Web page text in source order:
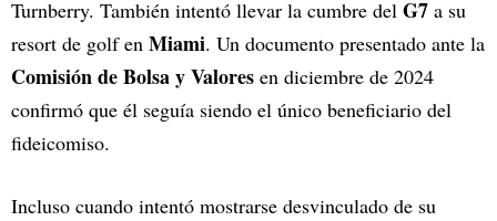
Turnberry. También intentó llevar la cumbre del G7 a su
resort de golf en Miami. Un documento presentado ante la
Comisión de Bolsa y Valores en diciembre de 2024
confirmó que él seguía siendo el único beneficiario del
fideicomiso.
Incluso cuando intentó mostrarse desvinculado de su